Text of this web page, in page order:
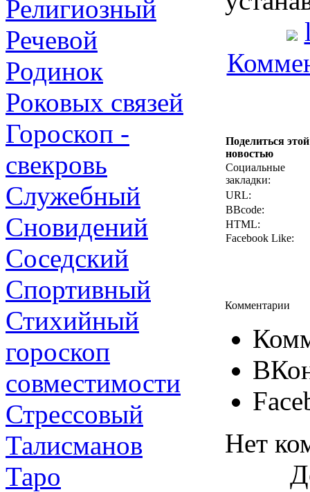
Религиозный
Речевой
Родинок
Роковых связей
Гороскоп -
свекровь
Служебный
Сновидений
Соседский
Спортивный
Стихийный
гороскоп
совместимости
Стрессовый
Талисманов
Таро
Поделиться этой
новостью
Социальные
закладки:
URL:
BBcode:
HTML:
Facebook Like:
Комментарии
Нет